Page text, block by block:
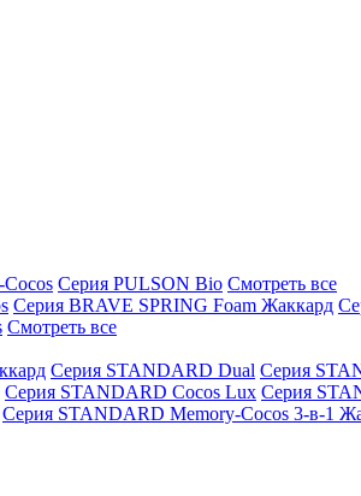
Серия PULSON Bio Смотреть все
Серия BRAVE SPRING Foam Жаккард
Смотреть все
Серия STANDARD Dual Серия
Серия STANDARD Cocos Lux Серия
Серия STANDARD Memory-Cocos 3-в-1